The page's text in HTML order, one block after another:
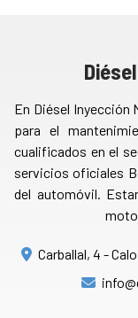
En Diésel Inyección
para el
cualificados en el
servicios oficiales
del automóvil.
Carballal, 4 -